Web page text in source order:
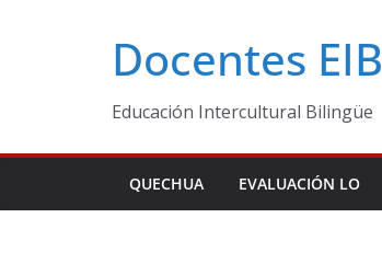
Docentes EIB
Educación Intercultural Bilingüe
QUECHUA EVALUACIÓN LO